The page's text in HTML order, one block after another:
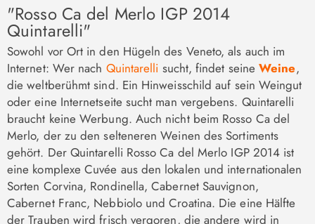
"Rosso Ca del Merlo IGP 2014
Quintarelli"
Sowohl vor Ort in den Hügeln des Veneto, als auch im
Internet: Wer nach Quintarelli sucht, findet seineWeine,
die weltberühmt sind. Ein Hinweisschild auf sein Weingut
oder eine Internetseite sucht man vergebens. Quintarelli
braucht keine Werbung. Auch nicht beim Rosso Ca del
Merlo, der zu den selteneren Weinen des Sortiments
gehört. Der Quintarelli Rosso Ca del Merlo IGP 2014 ist
eine komplexe Cuvée aus den lokalen und internationalen
Sorten Corvina, Rondinella, Cabernet Sauvignon,
Cabernet Franc, Nebbiolo und Croatina. Die eine Hälfte
der Trauben wird frisch vergoren, die andere wird in